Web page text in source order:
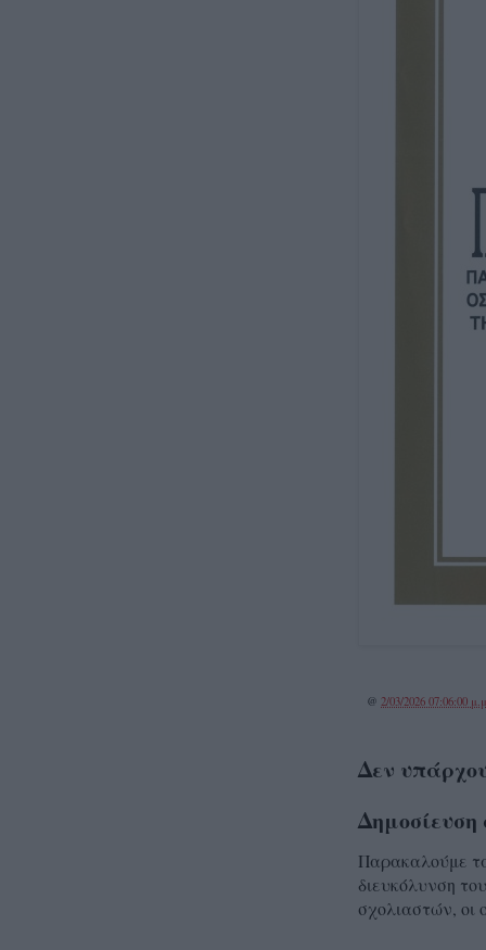
@ 2/03/2026 07:06:00
Δεν
Δημοσίευση
Παρακαλούμε
διευκόλυνση
σχολιαστών, οι